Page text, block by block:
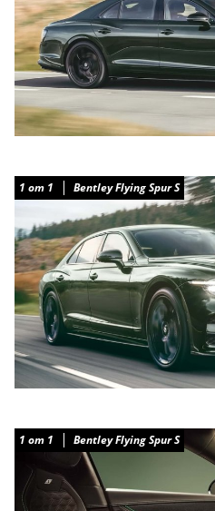
1 от 1 Bentley Flying Spur S
1 от 1 Bentley Flying Spur S